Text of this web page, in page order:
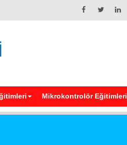
Mikrokontrolör Eğitimleri